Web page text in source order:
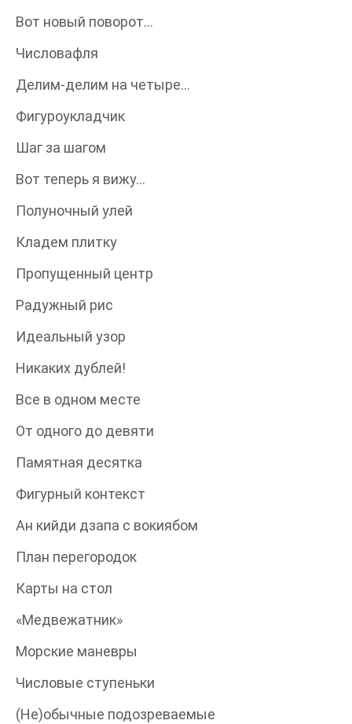
Вот новый поворот…
Числовафля
Делим-делим на четыре…
Фигуроукладчик
Шаг за шагом
Вот теперь я вижу…
Полуночный улей
Кладем плитку
Пропущенный центр
Радужный рис
Идеальный узор
Никаких дублей!
Все в одном месте
От одного до девяти
Памятная десятка
Фигурный контекст
Ан кийди дзапа с вокиябом
План перегородок
Карты на стол
«Медвежатник»
Морские маневры
Числовые ступеньки
(Не)обычные подозреваемые